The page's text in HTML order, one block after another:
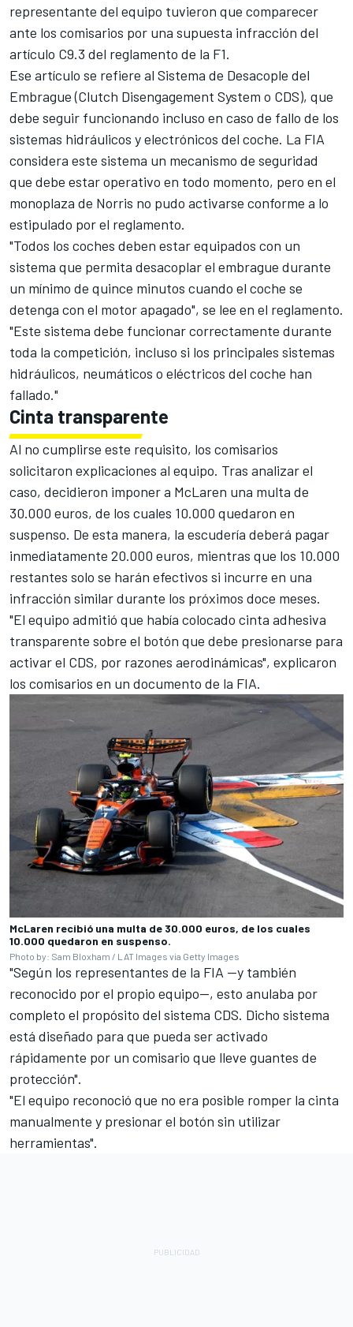
representante del equipo tuvieron que comparecer
ante los comisarios por una supuesta infracción del
artículo C9.3 del reglamento de la F1.
Ese artículo se refiere al Sistema de Desacople del
Embrague (Clutch Disengagement System o CDS), que
debe seguir funcionando incluso en caso de fallo de los
sistemas hidráulicos y electrónicos del coche. La FIA
considera este sistema un mecanismo de seguridad
que debe estar operativo en todo momento, pero en el
monoplaza de Norris no pudo activarse conforme a lo
estipulado por el reglamento.
"Todos los coches deben estar equipados con un
sistema que permita desacoplar el embrague durante
un mínimo de quince minutos cuando el coche se
detenga con el motor apagado", se lee en el reglamento.
"Este sistema debe funcionar correctamente durante
toda la competición, incluso si los principales sistemas
hidráulicos, neumáticos o eléctricos del coche han
fallado."
Cinta transparente
Al no cumplirse este requisito, los comisarios
solicitaron explicaciones al equipo. Tras analizar el
caso, decidieron imponer a McLaren una multa de
30.000 euros, de los cuales 10.000 quedaron en
suspenso. De esta manera, la escudería deberá pagar
inmediatamente 20.000 euros, mientras que los 10.000
restantes solo se harán efectivos si incurre en una
infracción similar durante los próximos doce meses.
"El equipo admitió que había colocado cinta adhesiva
transparente sobre el botón que debe presionarse para
activar el CDS, por razones aerodinámicas", explicaron
los comisarios en un documento de la FIA.
McLaren recibió una multa de 30.000 euros, de los cuales
10.000 quedaron en suspenso.
Photo by: Sam Bloxham / LAT Images via Getty Images
"Según los representantes de la FIA —y también
reconocido por el propio equipo—, esto anulaba por
completo el propósito del sistema CDS. Dicho sistema
está diseñado para que pueda ser activado
rápidamente por un comisario que lleve guantes de
protección".
"El equipo reconoció que no era posible romper la cinta
manualmente y presionar el botón sin utilizar
herramientas".